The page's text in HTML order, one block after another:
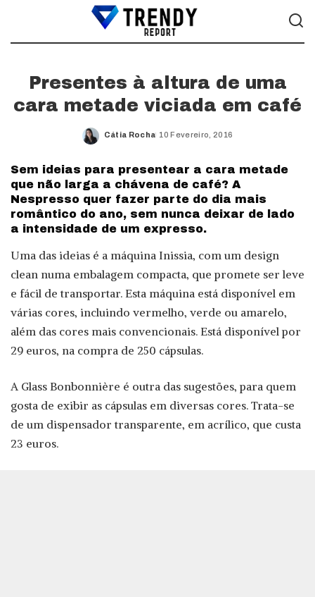
Presentes à altura de uma
cara metade viciada em café
Posted
Cátia Rocha 10 Fevereiro, 2016
Sem ideias para presentear a cara metade
que não larga a chávena de café? A
Nespresso quer fazer parte do dia mais
romântico do ano, sem nunca deixar de lado
a intensidade de um expresso.
Uma das ideias é a máquina Inissia, com um design
clean numa embalagem compacta, que promete ser leve
e fácil de transportar. Esta máquina está disponível em
várias cores, incluindo vermelho, verde ou amarelo,
além das cores mais convencionais. Está disponível por
29 euros, na compra de 250 cápsulas.
A Glass Bonbonnière é outra das sugestões, para quem
gosta de exibir as cápsulas em diversas cores. Trata-se
de um dispensador transparente, em acrílico, que custa
23 euros.